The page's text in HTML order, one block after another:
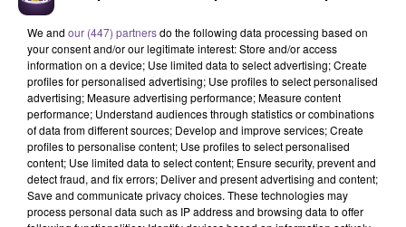
Une boulangerie pâtisserie de Brive
recherche un vendeur en temps partiel
(H/F).
We and our (447) partnersdo the following data processing based on
your consent and/or our legitimate interest: Store and/or access
information on a device; Use limited data to select advertising; Create
profiles for personalised advertising; Use profiles to select personalised
advertising; Measure advertising performance; Measure content
performance; Understand audiences through statistics or combinations
of data from different sources; Develop and improve services; Create
profiles to personalise content; Use profiles to select personalised
content; Use limited data to select content; Ensure security, prevent and
detect fraud, and fix errors; Deliver and present advertising and content;
Save and communicate privacy choices. These technologies may
process personal data such as IP address and browsing data to offer